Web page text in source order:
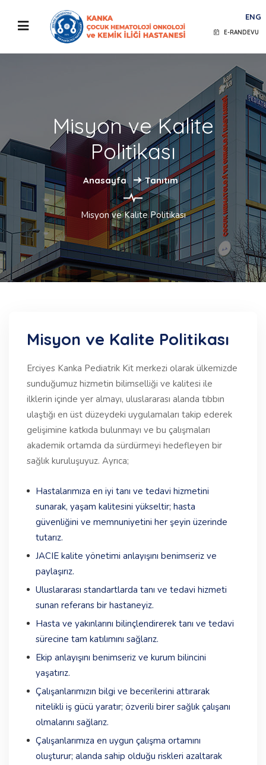
ENG
E-RANDEVU
Misyon ve Kalite
Politikası
Anasayfa Tanıtım
Misyon ve Kalite Politikası
Misyon ve Kalite Politikası
Erciyes Kanka Pediatrik Kit merkezi olarak ülkemizde
sunduğumuz hizmetin bilimselliği ve kalitesi ile
ilklerin içinde yer almayı, uluslararası alanda tıbbın
ulaştığı en üst düzeydeki uygulamaları takip ederek
gelişimine katkıda bulunmayı ve bu çalışmaları
akademik ortamda da sürdürmeyi hedefleyen bir
sağlık kuruluşuyuz. Ayrıca;
Hastalarımıza en iyi tanı ve tedavi hizmetini
sunarak, yaşam kalitesini yükseltir; hasta
güvenliğini ve memnuniyetini her şeyin üzerinde
tutarız.
JACIE kalite yönetimi anlayışını benimseriz ve
paylaşırız.
Uluslararası standartlarda tanı ve tedavi hizmeti
sunan referans bir hastaneyiz.
Hasta ve yakınlarını bilinçlendirerek tanı ve tedavi
sürecine tam katılımını sağlarız.
Ekip anlayışını benimseriz ve kurum bilincini
yaşatırız.
Çalışanlarımızın bilgi ve becerilerini attırarak
nitelikli iş gücü yaratır; özverili birer sağlık çalışanı
olmalarını sağlarız.
Çalışanlarımıza en uygun çalışma ortamını
oluşturur; alanda sahip olduğu riskleri azaltarak